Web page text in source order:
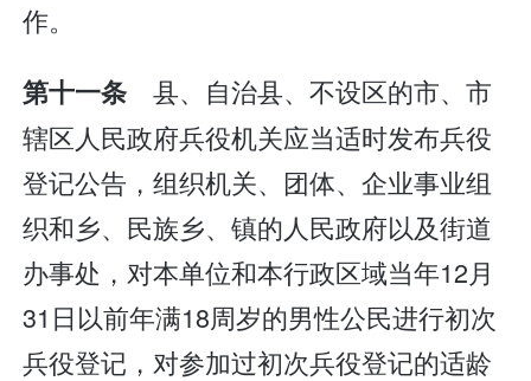
作。
第十一条 县、自治县、不设区的市、市
辖区人民政府兵役机关应当适时发布兵役
登记公告，组织机关、团体、企业事业组
织和乡、民族乡、镇的人民政府以及街道
办事处，对本单位和本行政区域当年12月
31日以前年满18周岁的男性公民进行初次
兵役登记，对参加过初次兵役登记的适龄